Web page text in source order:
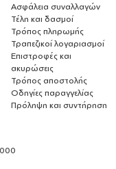
Ασφάλεια συναλλαγών
Τέλη και δασμοί
Τρόπος πληρωμής
Τραπεζικοί λογαριασμοί
Επιστροφές και
ακυρώσεις
Τρόπος αποστολής
Οδηγίες παραγγελίας
Πρόληψη και συντήρηση